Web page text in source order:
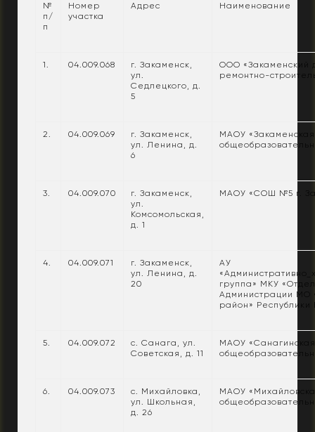
№
п/
п
Номер
участка
Адрес Наименование
1. 04.009.068
г. Закаменск,
ул.
Седлецкого, д.
5
ООО «Закаменский
ремонтно-
2. 04.009.069
г. Закаменск,
ул. Ленина, д.
6
МАОУ
3. 04.009.070
г. Закаменск,
ул.
Комсомольская,
д. 1
МАОУ «СОШ №5 г.
4. 04.009.071
г. Закаменск,
ул. Ленина, д.
20
АУ
группа» МКУ
Администрации МО
район» Республики
5. 04.009.072
с. Санага, ул.
Советская, д. 11
МАОУ
6. 04.009.073
с. Михайловка,
ул. Школьная,
д. 26
МАОУ